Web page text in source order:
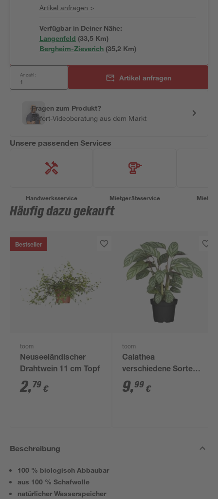
Artikel anfragen >
Verfügbar in Deiner Nähe:
Langenfeld (33,5 Km)
Bergheim-Zieverich (35,2 Km)
Anzahl: Artikel anfragen
Fragen zum Produkt?
Sofort-Videoberatung aus dem Markt
Unsere passenden Services
Handwerksservice Mietgeräteservice
Häufig dazu gekauft
Bestseller
toom
Neuseeländischer
Drahtwein 11 cm Topf
2,79 €
toom
Calathea
verschiedene Sorten
14 cm Topf
9,99 €
Beschreibung
100 % biologisch Abbaubar
aus 100 % Schafwolle
natürlicher Wasserspeicher